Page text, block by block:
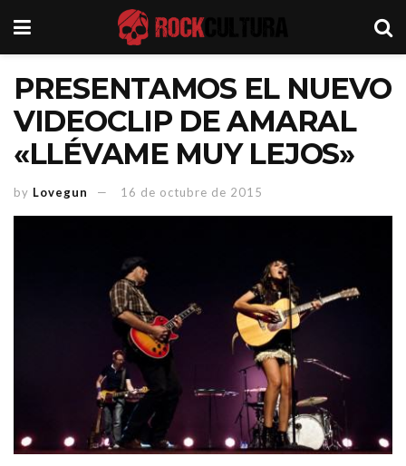
PRESENTAMOS EL NUEVO
VIDEOCLIP DE AMARAL
«LLÉVAME MUY LEJOS»
by Lovegun 16 de octubre de 2015